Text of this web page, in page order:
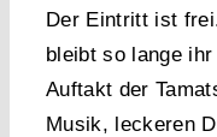
Der Eintritt ist
bleibt so lange
Auftakt der
Musik, leckeren